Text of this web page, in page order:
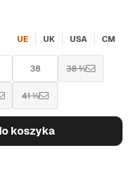
UE UK USA CM
38 38 ⅔
41 ⅓
koszyka